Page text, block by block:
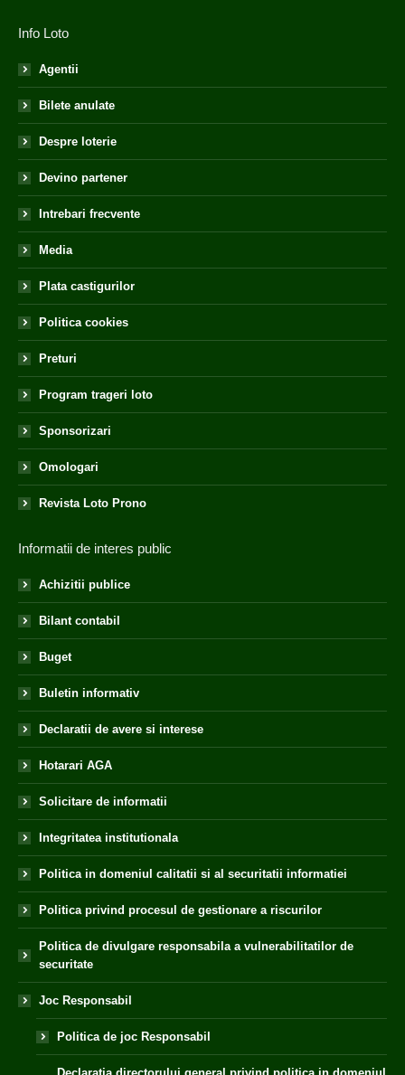
Info Loto
Agentii
Bilete anulate
Despre loterie
Devino partener
Intrebari frecvente
Media
Plata castigurilor
Politica cookies
Preturi
Program trageri loto
Sponsorizari
Omologari
Revista Loto Prono
Informatii de interes public
Achizitii publice
Bilant contabil
Buget
Buletin informativ
Declaratii de avere si interese
Hotarari AGA
Solicitare de informatii
Integritatea institutionala
Politica in domeniul calitatii si al securitatii informatiei
Politica privind procesul de gestionare a riscurilor
Politica de divulgare responsabila a vulnerabilitatilor de
securitate
Joc Responsabil
Politica de joc Responsabil